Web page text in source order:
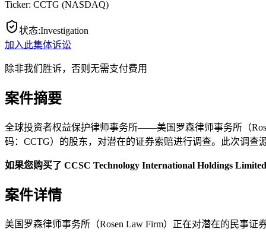
Ticker: CCTG (NASDAQ)
状态:Investigation
加入此集体诉讼
除非我们胜诉，否则无需支付费用
案件摘要
全球投资者权益保护律师事务所——美国罗森律师事务所（
码：CCTG）的股东，对潜在的证券索赔进行调查。此次调查
如果您购买了 CCSC Technology International Holdings
案件详情
美国罗森律师事务所（Rosen Law Firm）正在对潜在的民事证